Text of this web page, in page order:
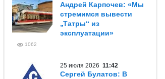
Андрей Карпочев: «Мы
стремимся вывести
„Татры“ из
эксплуатации»
1062
25 июля 2026 11:42
Сергей Булатов: В